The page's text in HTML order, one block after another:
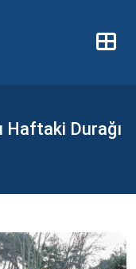
Haftaki Durağı